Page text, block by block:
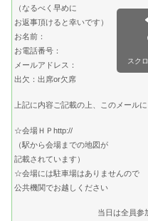
（なるべく早めに
お返事頂けると幸いです）
お名前：
お電話番号：
メールアドレス：
出欠：出席or欠席
上記に内容ご記載の上、このメール
☆会場ＨＰhttp://
（駅から会場までの地図が
記載されています）
☆会場には駐車場はありませんので
公共機関でお越しください
当日は全員参
スク